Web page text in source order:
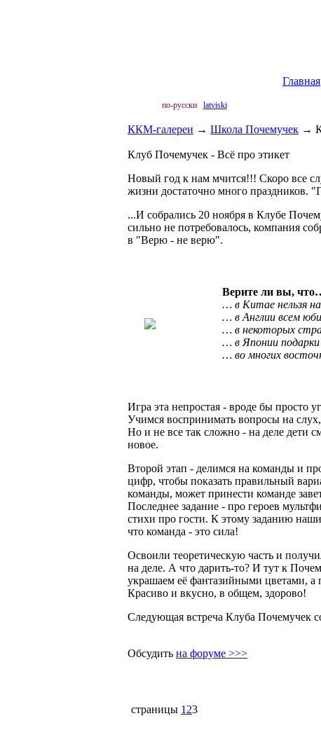
Главная
по-русски latviski
ККМ-галереи → Школа Почемучек →
Клуб Почемучек - Всё про этикет
Новый год к нам мчится!!! Скоро все
жизни достаточно много праздников.
...И собрались 20 ноября в Клубе
сильно не потребовалось, компания
в "Верю - не верю".
Верите ли вы,
… в Китае нельзя
… в Англии всем
… в некоторых
… в Японии
… во многих
Игра эта непростая - вроде бы просто
Учимся воспринимать вопросы на
Но и не все так сложно - на деле дети
новое.
Второй этап - делимся на команды и
цифр, чтобы показать правильный
команды, может принести команде
Последнее задание - про героев
стихи про гости. К этому заданию
что команда - это сила!
Освоили теоретическую часть и
на деле. А что дарить-то? И тут к
украшаем её фантазийными цветами, а
Красиво и вкусно, в общем, здорово!
Следующая встреча Клуба Почемучек
Обсудить на форуме >>>
страницы 1 23